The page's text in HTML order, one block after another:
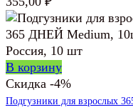
В корзину
Скидка -4%
Подгузники для взрослых